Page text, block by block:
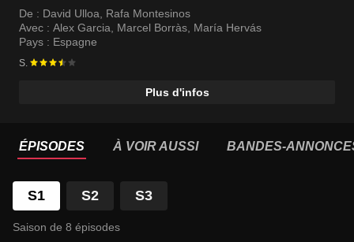
De : David Ulloa, Rafa Montesinos
Avec : Alex Garcia, Marcel Borràs, María Hervás
Pays : Espagne
S.
Plus d'infos
ÉPISODES À VOIR AUSSI BANDES-
S1 S2 S3
Saison de 8 épisodes